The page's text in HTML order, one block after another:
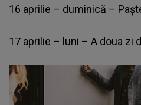
16 aprilie – duminică –
17 aprilie – luni – A doua zi